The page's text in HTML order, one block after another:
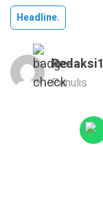
Headline.
Redaksi1
Penulis